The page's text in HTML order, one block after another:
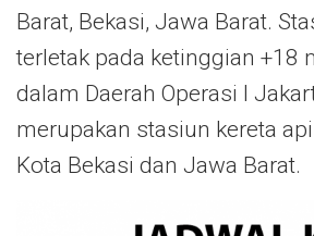
Barat, Bekasi, Jawa Barat.
terletak pada ketinggian +18
dalam Daerah Operasi I
merupakan stasiun kereta
Kota Bekasi dan Jawa Barat.